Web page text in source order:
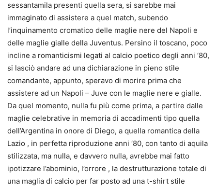
sessantamila presenti quella sera, si sarebbe mai
immaginato di assistere a quel match, subendo
l’inquinamento cromatico delle maglie nere del Napoli e
delle maglie gialle della Juventus. Persino il toscano, poco
incline a romanticismi legati al calcio poetico degli anni ‘80,
si lasciò andare ad una dichiarazione in pieno stile
comandante, appunto, speravo di morire prima che
assistere ad un Napoli – Juve con le maglie nere e gialle.
Da quel momento, nulla fu più come prima, a partire dalle
maglie celebrative in memoria di accadimenti tipo quella
dell’Argentina in onore di Diego, a quella romantica della
Lazio , in perfetta riproduzione anni ‘80, con tanto di aquila
stilizzata, ma nulla, e davvero nulla, avrebbe mai fatto
ipotizzare l’abominio, l’orrore , la destrutturazione totale di
una maglia di calcio per far posto ad una t-shirt stile